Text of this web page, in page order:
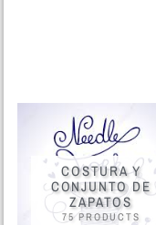
COSTURA Y
CONJUNTO DE
ZAPATOS
75 PRODUCTS